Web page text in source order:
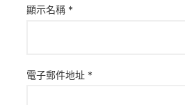
顯示名稱 *
電子郵件地址 *